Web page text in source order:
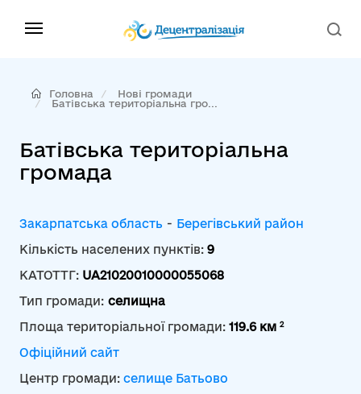
Головна
Нові громади
Батівська територіальна гро...
Батівська територіальна
громада
Закарпатська область - Берегівський район
Кількість населених пунктів: 9
КАТОТТГ: UA21020010000055068
Тип громади: селищна
Площа територіальної громади: 119.6 км 2
Офіційний сайт
Центр громади: селище Батьово